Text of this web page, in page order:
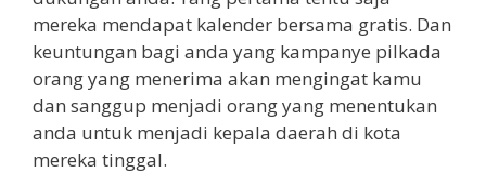
mereka mendapat kalender bersama gratis. Dan
keuntungan bagi anda yang kampanye pilkada
orang yang menerima akan mengingat kamu
dan sanggup menjadi orang yang menentukan
anda untuk menjadi kepala daerah di kota
mereka tinggal.